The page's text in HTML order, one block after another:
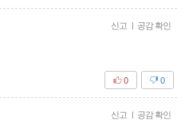
신고 | 공감 확인
0
0
신고 | 공감 확인